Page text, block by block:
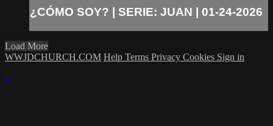
¿CÓMO SOY? | SERIE: JUAN | 01-24-2026
Load More
WWJDCHURCH.COM Help Terms Privacy Cookies Sign in
×